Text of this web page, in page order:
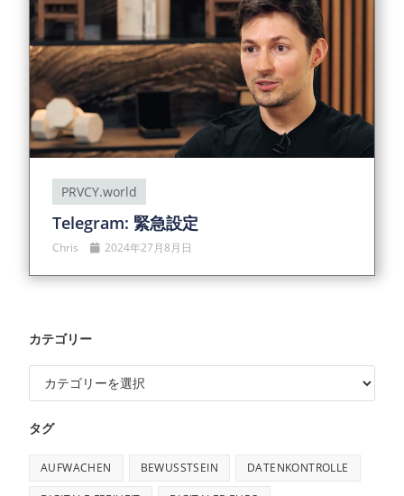
PRVCY.world
Telegram: 緊急設定
Chris 2024年27月8月日
カテゴリー
タグ
AUFWACHEN BEWUSSTSEIN DATENKONTROLLE